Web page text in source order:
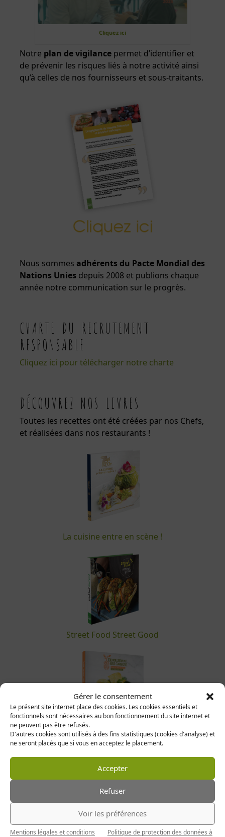
Gérer le consentement
Le présent site internet place des cookies. Les cookies essentiels et
fonctionnels sont nécessaires au bon fonctionnement du site internet et
ne peuvent pas être refusés.
D'autres cookies sont utilisés à des fins statistiques (cookies d'analyse) et
ne seront placés que si vous en acceptez le placement.
Accepter
Refuser
Voir les préférences
Mentions légales et conditions
Politique de protection des données à
Cliquez ici
Notre plan de vigilance permet d’identifier et
de prévenir les risques liés à notre activité ainsi
qu’à celles de nos fournisseurs et sous-traitants.
Nous sommes adhérents du Pacte Mondial des
Nations Unies depuis 2008 et publions chaque
année notre communication sur le progrès.
CHARTE DU RECRUTEMENT
RESPONSABLE
Cliquez ici pour télécharger notre charte
DÉCOUVREZ NOS LIVRES
Toutes les recettes ont été créées par nos Chefs,
et réalisées dans nos restaurants !
La cuisine entre en scène !
Street Food Street Good
Délicieusement Bas carbone
Cliquez sur les vignettes pour télécharger nos
NOS VALEURS
Développement durable